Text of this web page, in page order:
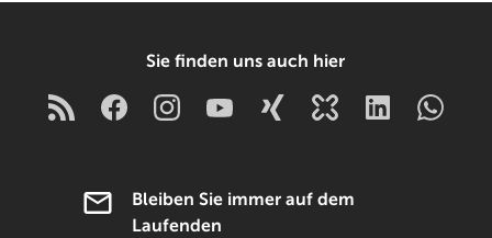
Sie finden uns auch hier
Bleiben Sie immer auf dem
Laufenden